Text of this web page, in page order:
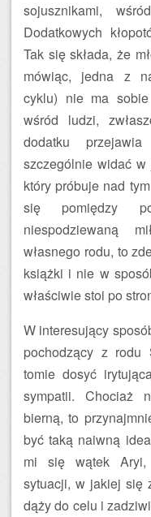
sojusznikami,
Dodatkowych
Tak się składa, że
mówiąc, jedna z
cyklu) nie ma
wśród ludzi,
dodatku
szczególnie widać w
który próbuje nad
się pomiędzy
niespodziewaną
własnego rodu, to
książki i nie w
właściwie stoi po
W interesujący
pochodzący z rodu
tomie dosyć
sympatii. Chociaż
bierną, to
być taką naiwną
mi się wątek Aryi,
sytuacji, w jakiej się
dąży do celu i